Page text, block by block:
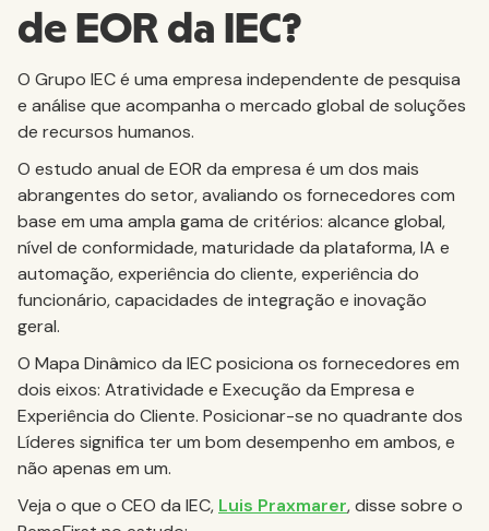
de EOR da IEC?
O Grupo IEC é uma empresa independente de pesquisa
e análise que acompanha o mercado global de soluções
de recursos humanos.
O estudo anual de EOR da empresa é um dos mais
abrangentes do setor, avaliando os fornecedores com
base em uma ampla gama de critérios: alcance global,
nível de conformidade, maturidade da plataforma, IA e
automação, experiência do cliente, experiência do
funcionário, capacidades de integração e inovação
geral.
O Mapa Dinâmico da IEC posiciona os fornecedores em
dois eixos: Atratividade e Execução da Empresa e
Experiência do Cliente. Posicionar-se no quadrante dos
Líderes significa ter um bom desempenho em ambos, e
não apenas em um.
Veja o que o CEO da IEC, Luis Praxmarer, disse sobre o